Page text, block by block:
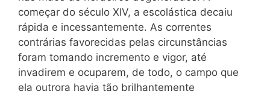
começar do século XIV, a escolástica decaiu
rápida e incessantemente. As correntes
contrárias favorecidas pelas circunstâncias
foram tomando incremento e vigor, até
invadirem e ocuparem, de todo, o campo que
ela outrora havia tão brilhantemente